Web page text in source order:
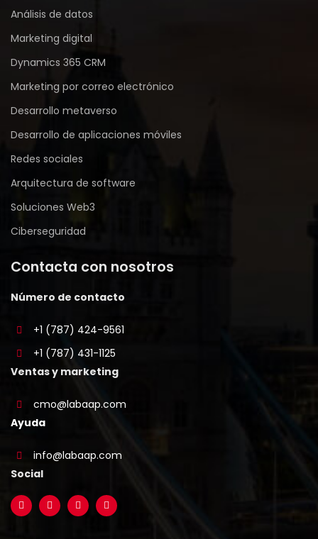
Análisis de datos
Marketing digital
Dynamics 365 CRM
Marketing por correo electrónico
Desarrollo metaverso
Desarrollo de aplicaciones móviles
Redes sociales
Arquitectura de software
Soluciones Web3
Ciberseguridad
Contacta con nosotros
Número de contacto
+1 (787) 424-9561
+1 (787) 431-1125
Ventas y marketing
cmo@labaap.com
Ayuda
info@labaap.com
Social